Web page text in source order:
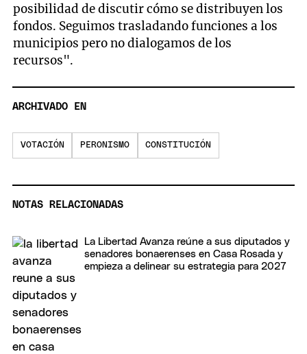
posibilidad de discutir cómo se distribuyen los
fondos. Seguimos trasladando funciones a los
municipios pero no dialogamos de los
recursos".
ARCHIVADO EN
VOTACIÓN PERONISMO CONSTITUCIÓN
NOTAS RELACIONADAS
La Libertad Avanza reúne a sus diputados y
senadores bonaerenses en Casa Rosada y
empieza a delinear su estrategia para 2027